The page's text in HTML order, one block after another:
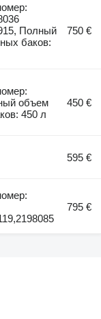
Полный
баков:
750 €
объем
450 л
450 €
595 €
795 €